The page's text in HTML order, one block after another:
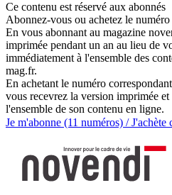
Ce contenu est réservé aux abonnés
Abonnez-vous ou achetez le
En vous abonnant au magazine
imprimée pendant un an au lieu de
immédiatement à l'ensemble des
mag.fr.
En achetant le numéro
vous recevrez la version imprimée et
l'ensemble de son contenu en ligne.
Je m'abonne (11 numéros) / J'achète